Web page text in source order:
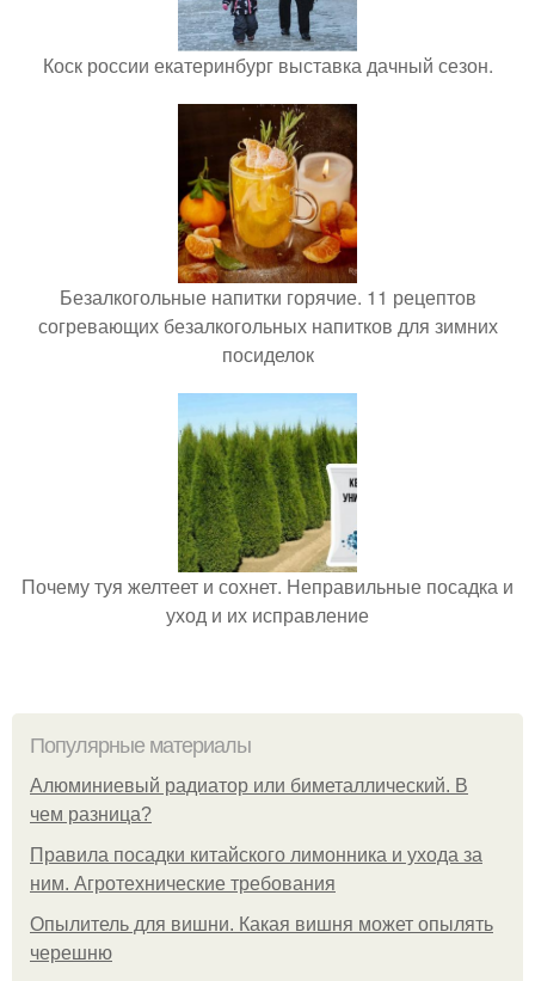
Коск россии екатеринбург выставка дачный сезон.
Безалкогольные напитки горячие. 11 рецептов
согревающих безалкогольных напитков для зимних
посиделок
Почему туя желтеет и сохнет. Неправильные посадка и
уход и их исправление
Популярные материалы
Алюминиевый радиатор или биметаллический. В
чем разница?
Правила посадки китайского лимонника и ухода за
ним. Агротехнические требования
Опылитель для вишни. Какая вишня может опылять
черешню